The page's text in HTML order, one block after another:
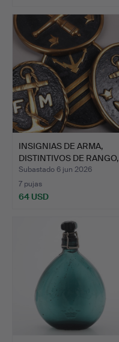
INSIGNIAS DE ARMA,
DISTINTIVOS DE RANGO,
M…
Subastado 6 jun 2026
7 pujas
64 USD